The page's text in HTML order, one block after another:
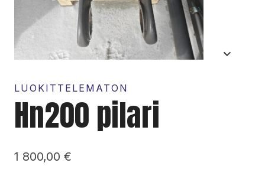
LUOKITTELEMATON
Hn200 pilari
1 800,00 €